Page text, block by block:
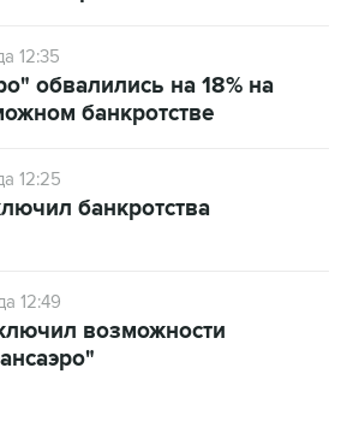
12:35
обвалились на 18% на
банкротстве
12:25
банкротства
12:49
возможности